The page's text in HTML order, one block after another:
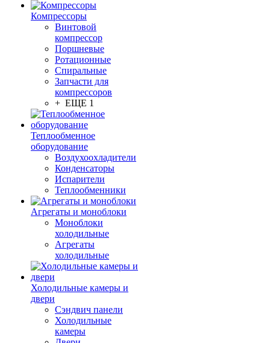
Компрессоры
Винтовой
компрессор
Поршневые
Ротационные
Спиральные
Запчасти для
компрессоров
+ ЕЩЕ 1
Теплообменное
оборудование
Воздухоохладители
Конденсаторы
Испарители
Теплообменники
Агрегаты и моноблоки
Моноблоки
холодильные
Агрегаты
холодильные
Холодильные камеры и
двери
Сэндвич панели
Холодильные
камеры